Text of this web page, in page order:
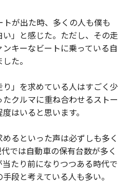
が出た時、多くの人も僕も
い」と感じた。ただし、その走
キーなビートに乗っている自
た。
」を求めている人はすごく少
クルマに重ね合わせるストー
はいると思います。
るといった声は必ずしも多く
では自動車の保有台数が多く
たり前になりつつある時代で
段と考えている人も多い。